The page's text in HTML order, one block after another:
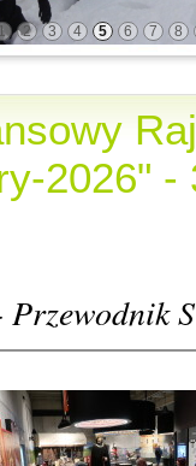
1 2 3 4 5 6 7 8
2026" -